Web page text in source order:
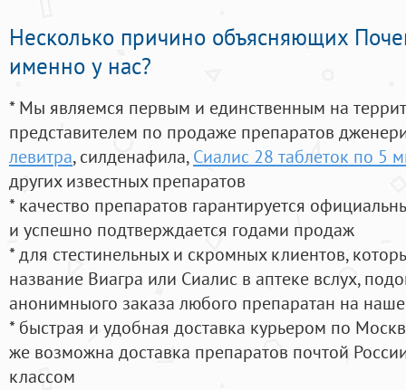
Несколько причино объясняющих
именно у нас?
* Мы являемся первым и единственным на
представителем по продаже препаратов
левитра, силденафила, Сиалис 28 таблеток по 5
других известных препаратов
* качество препаратов гарантируется
и успешно подтверждается годами продаж
* для стестинельных и скромных клиентов,
название Виагра или Сиалис в аптеке вслух,
анонимныого заказа любого препаратан на
* быстрая и удобная доставка курьером по
же возможна доставка препаратов почтой
классом